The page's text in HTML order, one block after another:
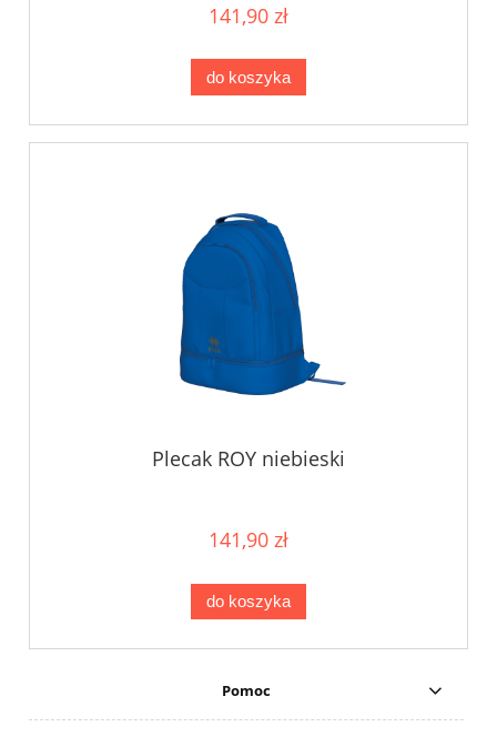
141,90 zł
do koszyka
Plecak ROY niebieski
141,90 zł
do koszyka
Pomoc